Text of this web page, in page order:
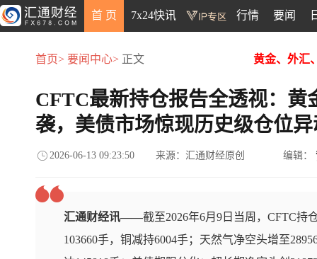
首 页 7x24快讯 行情 要闻
首页> 要闻中心> 正文 黄金、外汇
CFTC最新持仓报告全透视：黄
袭，美债市场惊现历史级仓位
2026-06-13 09:23:50 来源：汇通财经原创 编辑：
汇通财经讯——截至2026年6月9日当周，CFTC持
103660手，铜减持6004手；天然气净空头增至